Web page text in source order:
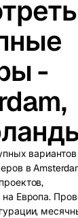
-
вариантов
в
Европа.